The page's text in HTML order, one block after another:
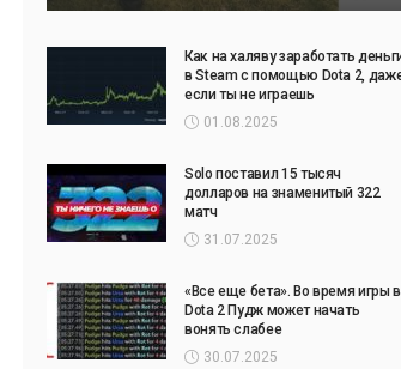
Как на халяву заработать
в Steam с помощью Dota 2,
если ты не играешь
01.08.2025
Solo поставил 15 тысяч
долларов на знаменитый 322
матч
31.07.2025
«Все еще бета». Во время игры в
Dota 2 Пудж может начать
вонять слабее
30.07.2025